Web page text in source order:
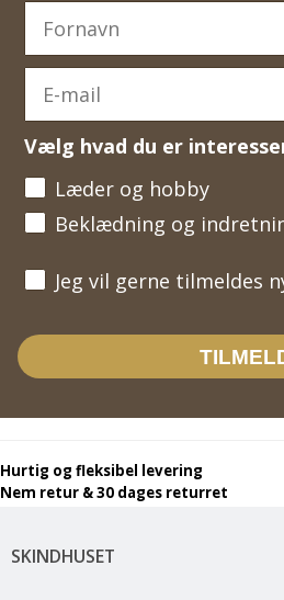
SKINDHUSET
Vælg hvad du er
Læder og hobby
Beklædning og
Jeg vil gerne tilmeldes
Jeg vil gerne tilmeldes
Hurtig og fleksibel levering
Nem retur & 30 dages returret